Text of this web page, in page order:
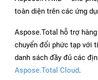
toàn diện trên các ứng
Aspose.Total hỗ trợ
chuyển đổi phức tạp với
danh sách đầy đủ các
Aspose.Total Cloud.